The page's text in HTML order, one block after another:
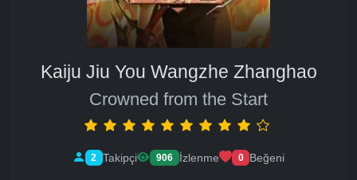
Kaiju Jiu You Wangzhe Zhanghao
Crowned from the Start
2 Takipçi 906 İzlenme 0 Beğeni